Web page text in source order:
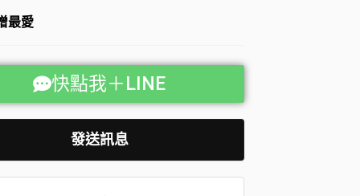
最愛
快點我＋LINE
發送訊息